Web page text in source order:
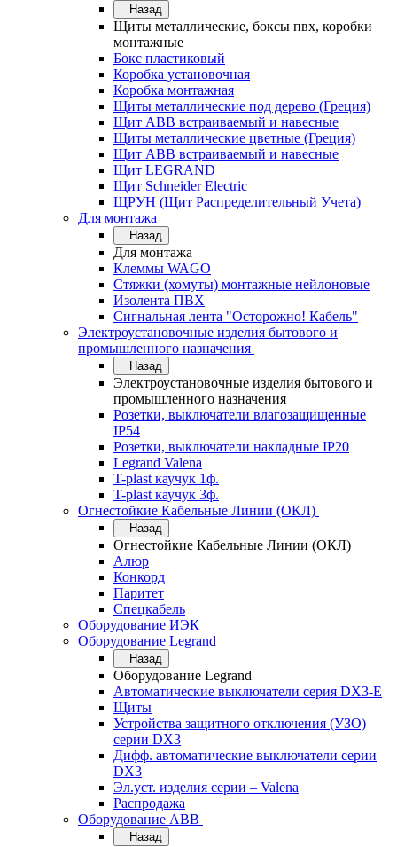
Назад
Щиты металлические, боксы пвх, коробки
монтажные
Бокс пластиковый
Коробка установочная
Коробка монтажная
Щиты металлические под дерево (Греция)
Щит ABB встраиваемый и навесные
Щиты металлические цветные (Греция)
Щит ABB встраиваемый и навесные
Щит LEGRAND
Щит Schneider Electric
ЩРУН (Щит Распределительный Учета)
Для монтажа
Назад
Для монтажа
Клеммы WAGO
Стяжки (хомуты) монтажные нейлоновые
Изолента ПВХ
Сигнальная лента "Осторожно! Кабель"
Электроустановочные изделия бытового и
промышленного назначения
Назад
Электроустановочные изделия бытового и
промышленного назначения
Розетки, выключатели влагозащищенные
IP54
Розетки, выключатели накладные IP20
Legrand Valena
T-plast каучук 1ф.
T-plast каучук 3ф.
Огнестойкие Кабельные Линии (ОКЛ)
Назад
Огнестойкие Кабельные Линии (ОКЛ)
Алюр
Конкорд
Паритет
Спецкабель
Оборудование ИЭК
Оборудование Legrand
Назад
Оборудование Legrand
Автоматические выключатели серия DX3-E
Щиты
Устройства защитного отключения (УЗО)
серии DX3
Дифф. автоматические выключатели серии
DX3
Эл.уст. изделия серии – Valena
Распродажа
Оборудование АВВ
Назад